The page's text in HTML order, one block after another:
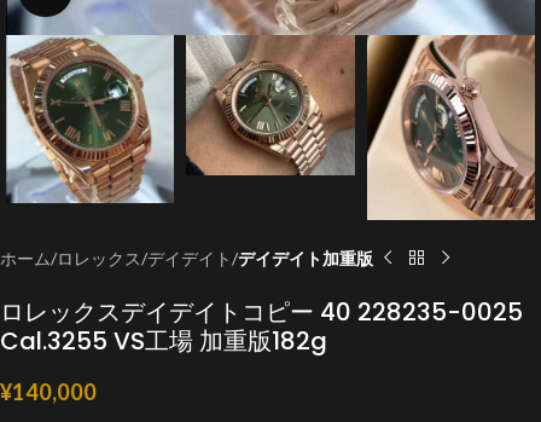
ホーム ロレックス デイデイト デイデイト加重版
ロレックスデイデイトコピー 40 228235-0025
Cal.3255 VS工場 加重版182g
¥140,000